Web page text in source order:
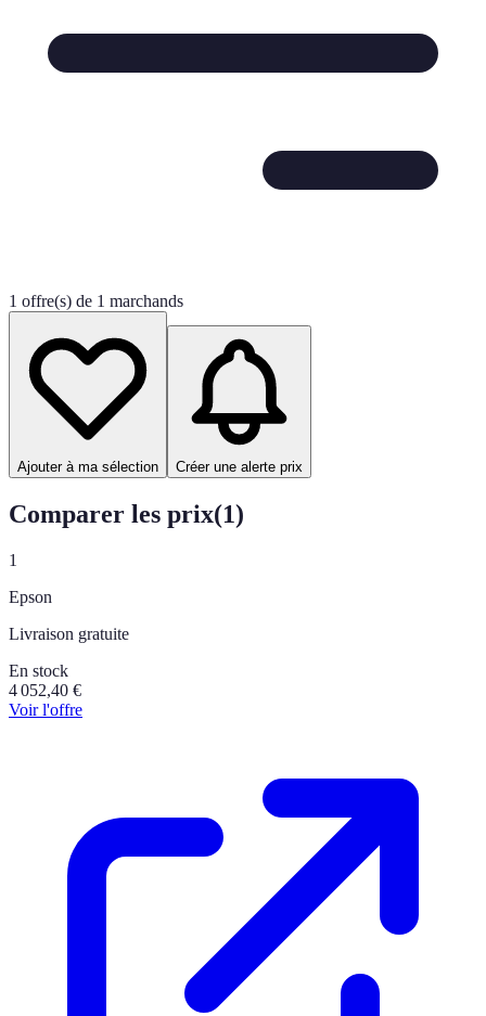
1 offre(s) de 1 marchands
Ajouter à ma sélection Créer une alerte prix
Comparer les prix(1)
1
Epson
Livraison gratuite
En stock
4 052,40 €
Voir l'offre